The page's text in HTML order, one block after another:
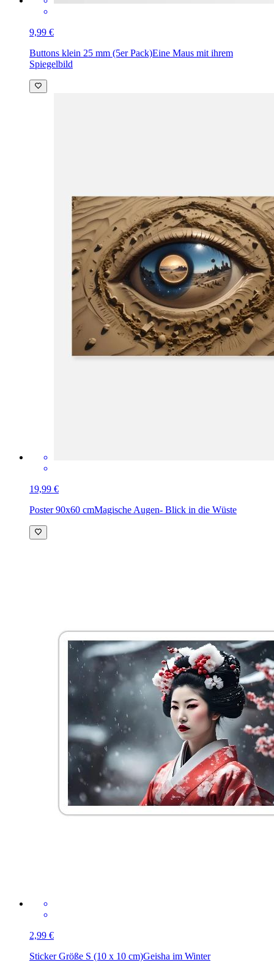
9,99 €
Buttons klein 25 mm (5er Pack)Eine Maus mit ihrem
Spiegelbild
19,99 €
Poster 90x60 cmMagische Augen- Blick in die Wüste
2,99 €
Sticker Größe S (10 x 10 cm)Geisha im Winter